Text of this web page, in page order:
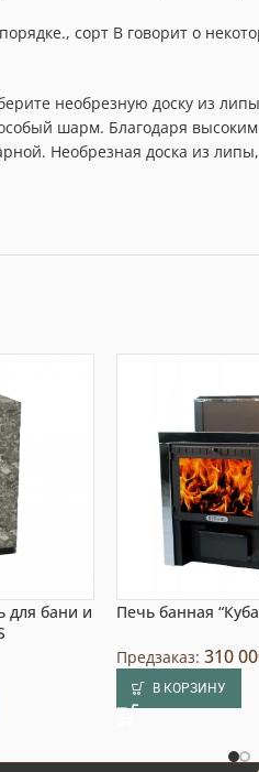
сорт В говорит о
необрезную доску из
шарм. Благодаря
Необрезная доска из
для бани и
Печь банная
Предзаказ: 310
В КОРЗИНУ